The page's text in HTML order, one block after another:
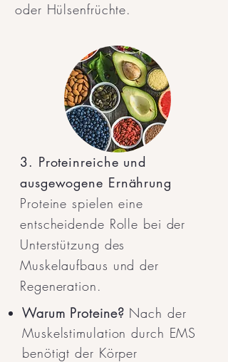
oder Hülsenfrüchte.
3. Proteinreiche und
ausgewogene Ernährung
Proteine spielen eine
entscheidende Rolle bei der
Unterstützung des
Muskelaufbaus und der
Regeneration.
Warum Proteine? Nach der
Muskelstimulation durch EMS
benötigt der Körper